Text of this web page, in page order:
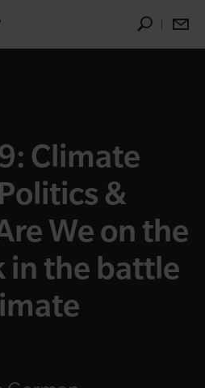
Climate
&
We on the
in the battle